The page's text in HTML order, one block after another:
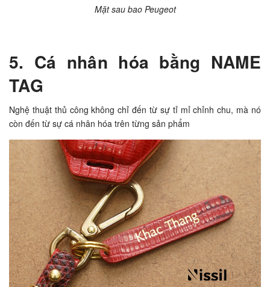
Mặt sau bao Peugeot
5. Cá nhân hóa bằng NAME
TAG
Nghệ thuật thủ công không chỉ đến từ sự tỉ mỉ chỉnh chu, mà nó
còn đến từ sự cá nhân hóa trên từng sản phẩm